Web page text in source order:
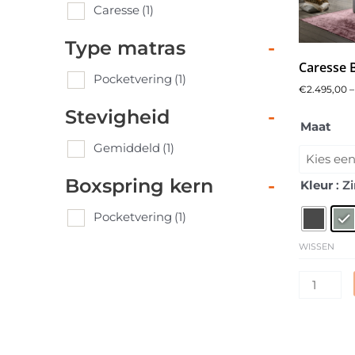
Caresse (1)
Type matras -
Pocketvering (1)
Stevigheid -
Gemiddeld (1)
Boxspring kern -
Pocketvering (1)
Caresse
€2.495,00 –
Maat
Kleur :
WISSEN
Boxspring
Elektrisch